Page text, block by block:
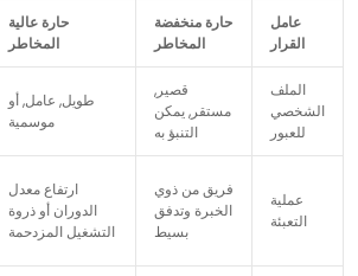
عامل
القرار
حارة منخفضة
المخاطر
حارة عالية
المخاطر
الملف
الشخصي
للعبور
قصير,
مستقر, يمكن
التنبؤ به
طويل, عامل, أو
موسمية
عملية
التعبئة
فريق من ذوي
الخبرة وتدفق
بسيط
ارتفاع معدل
الدوران أو ذروة
التشغيل المزدحمة